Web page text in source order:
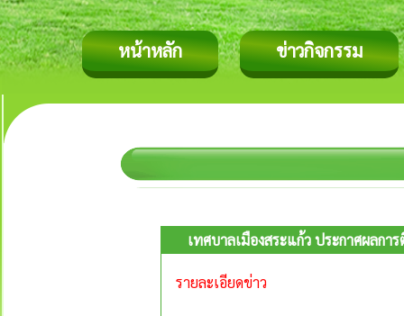
หน้าหลัก ข่าวกิจกรรม
เทศบาลเมืองสระแก้ว ประกาศผล
รายละเอียดข่าว